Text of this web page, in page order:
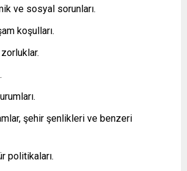
ve sosyal sorunları.
koşulları.
şehir şenlikleri ve benzeri
politikaları.